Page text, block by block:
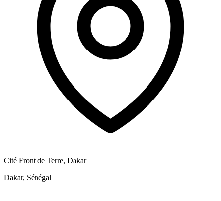
Cité Front de Terre, Dakar
Dakar, Sénégal